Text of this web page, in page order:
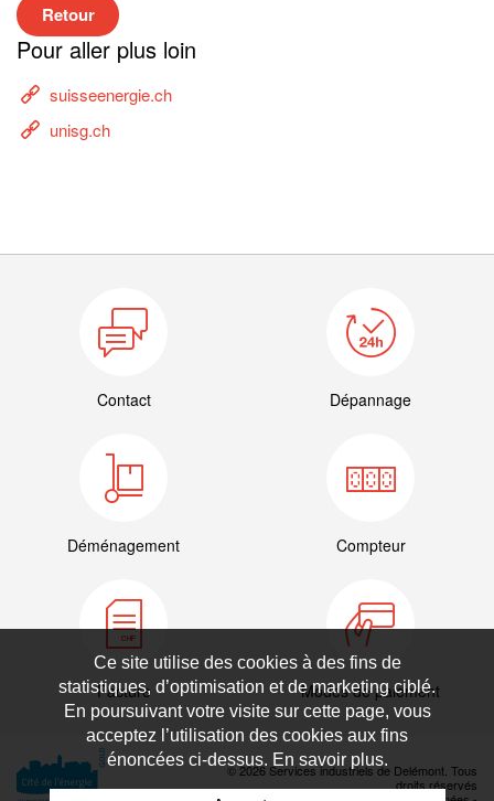
Retour
Pour aller plus loin
suisseenergie.ch
unisg.ch
Contact Dépannage
Déménagement Compteur
Facture Modes de paiement
© 2026 Services industriels de Delémont. Tous
droits réservés
Ce site utilise des cookies à des fins de
statistiques, d’optimisation et de marketing ciblé.
En poursuivant votre visite sur cette page, vous
acceptez l’utilisation des cookies aux fins
énoncées ci-dessus. En savoir plus.